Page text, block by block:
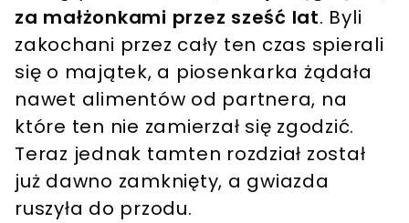
za małżonkami przez sześć lat. Byli
zakochani przez cały ten czas spierali
się o majątek, a piosenkarka żądała
nawet alimentów od partnera, na
które ten nie zamierzał się zgodzić.
Teraz jednak tamten rozdział został
już dawno zamknięty, a gwiazda
ruszyła do przodu.